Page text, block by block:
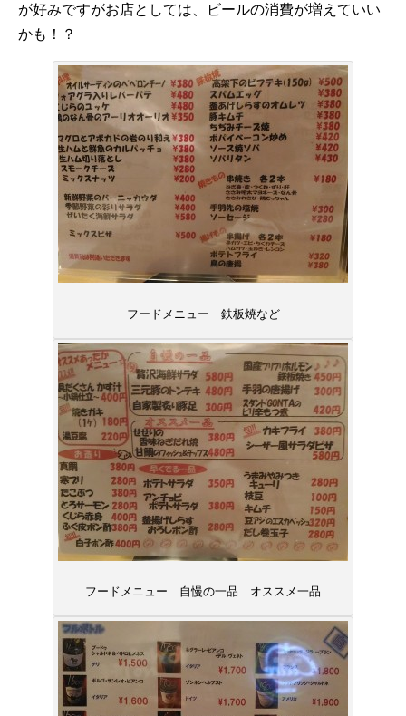
が好みですがお店としては、ビールの消費が増えていい
かも！？
フードメニュー 鉄板焼など
フードメニュー 自慢の一品 オススメ一品